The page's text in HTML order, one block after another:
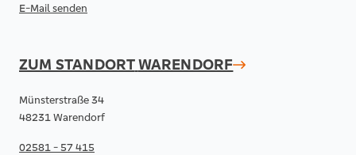
E-Mail senden
ZUM STANDORTWARENDORF
Münsterstraße 34
48231 Warendorf
02581 - 57 415